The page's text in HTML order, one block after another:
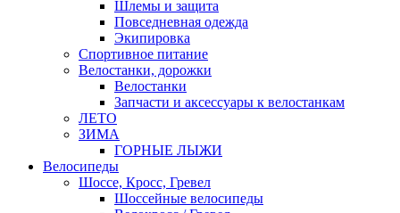
Шлемы и защита
Повседневная одежда
Экипировка
Спортивное питание
Велостанки, дорожки
Велостанки
Запчасти и аксессуары к велостанкам
ЛЕТО
ЗИМА
ГОРНЫЕ ЛЫЖИ
Велосипеды
Шоссе, Кросс, Гревел
Шоссейные велосипеды